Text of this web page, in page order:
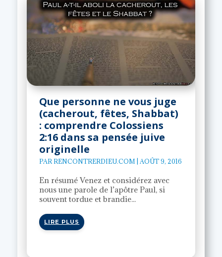
Que personne ne vous juge
(cacherout, fêtes, Shabbat)
: comprendre Colossiens
2:16 dans sa pensée juive
originelle
PAR RENCONTRERDIEU.COM AOÛT 9, 2016
En résumé Venez et considérez avec
nous une parole de l’apôtre Paul, si
souvent tordue et brandie...
LIRE PLUS